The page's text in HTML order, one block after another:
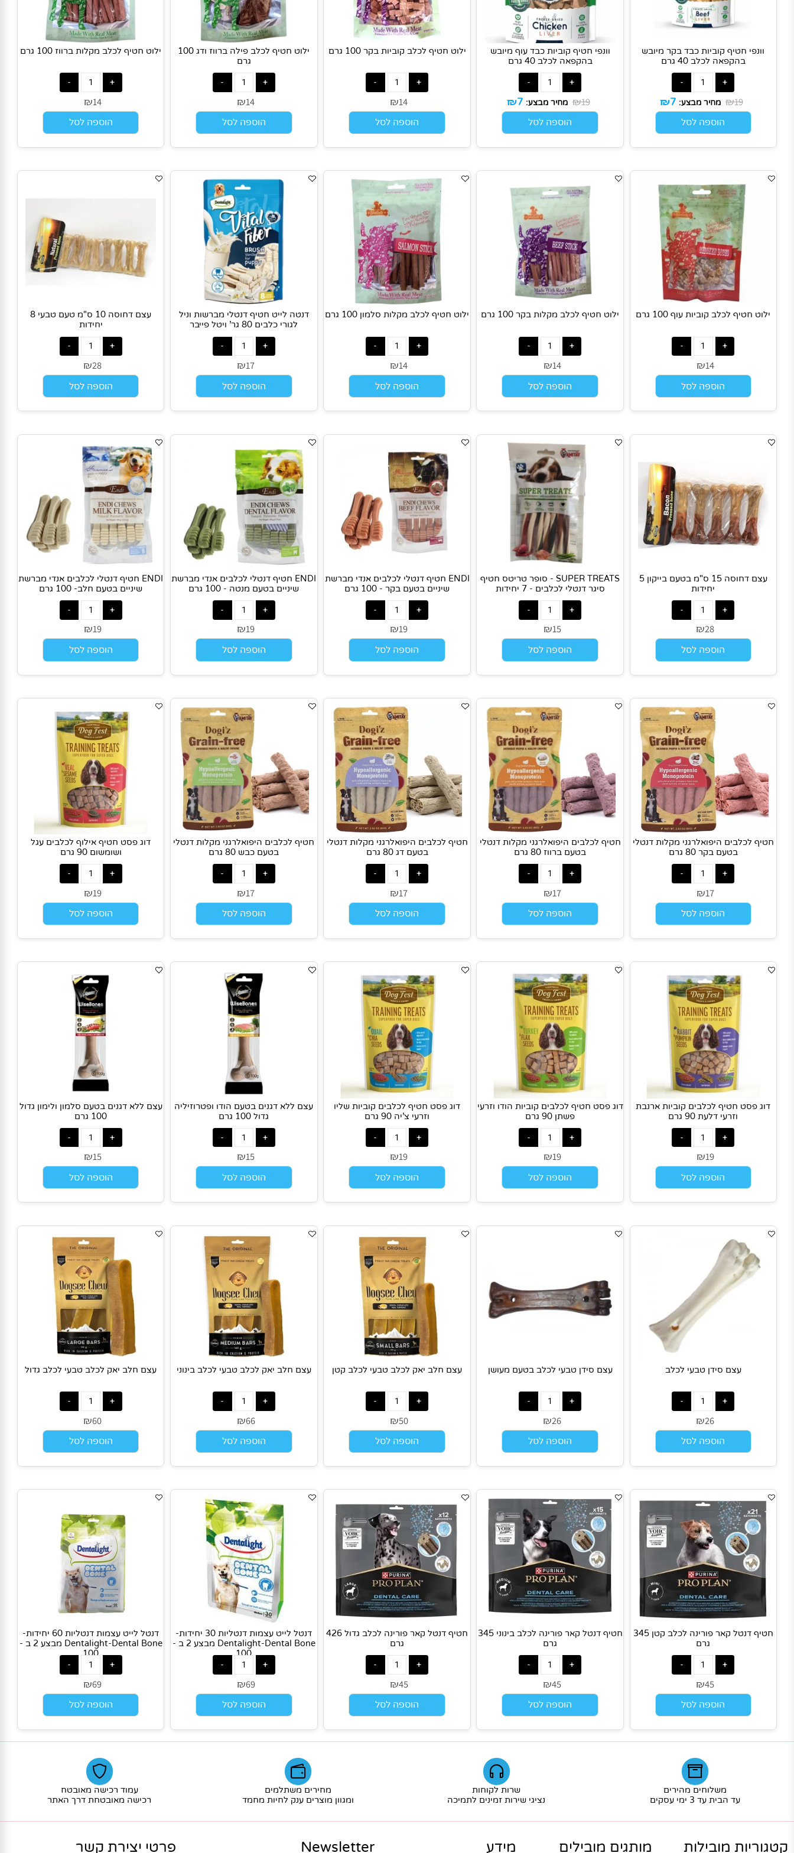
חטיף קוביות כבד בקר מיובש
בהקפאה לכלב 40 גרם
מחיר מבצע: ₪7
וונפי חטיף קוביות כבד עוף מיובש
בהקפאה לכלב 40 גרם
₪ מחיר מבצע: ₪7
₪14
גרם
₪14
₪14
חטיף לכלב קוביות עוף 100 גרם
הוספה לסל
ילוט חטיף לכלב מקלות בקר 100 גרם
₪
הוספה לסל
ילוט חטיף לכלב מקלות סלמון 100 גרם
₪14
הוספה לסל
דנטה לייט חטיף דנטלי מברשות וניל
לגורי כלבים 80 גר' ויטל פייבר
₪17
הוספה לסל
יחידות
₪28
הוספה לסל
₪28
SUPER TREATS - סופר טריטס חטיף
סיגר דנטלי לכלבים - 7 יחידות
₪15
ENDI חטיף דנטלי לכלבים אנדי מברשת
שיניים בטעם בקר - 100 גרם
₪19
ENDI חטיף דנטלי לכלבים אנדי מברשת
שיניים בטעם מנטה - 100 גרם
₪19
ENDI חטיף דנטלי לכלבים אנדי מברשת
שיניים בטעם חלב- 100 גרם
₪19
לכלבים היפואלרגני מקלות דנטלי
₪17
הוספה לסל
חטיף לכלבים היפואלרגני מקלות דנטלי
₪17
הוספה לסל
חטיף לכלבים היפואלרגני מקלות דנטלי
₪17
הוספה לסל
חטיף לכלבים היפואלרגני מקלות דנטלי
בטעם כבש 80 גרם
₪17
הוספה לסל
דוג פסט חטיף אילוף לכלבים עגל
ושומשום 90 גרם
₪19
הוספה לסל
פסט חטיף לכלבים קוביות ארנבת
הוספה לסל
דוג פסט חטיף לכלבים קוביות הודו וזרעי
דוג פסט חטיף לכלבים קוביות שליו
וזרעי צ’יה 90 גרם
הוספה לסל
עצם ללא דגנים בטעם הודו ופטרוזיליה
גדול 100 גרם
הוספה לסל
עצם ללא דגנים בטעם סלמון ולימון גדול
100 גרם
הוספה לסל
עצם סידן טבעי לכלב
₪26
הוספה לסל
עצם סידן טבעי לכלב בטעם מעושן
₪26
הוספה לסל
עצם חלב יאק לכלב טבעי לכלב קטן
₪50
הוספה לסל
עצם חלב יאק לכלב טבעי לכלב בינוני
₪66
הוספה לסל
עצם חלב יאק לכלב טבעי לכלב גדול
₪60
הוספה לסל
הוספה לסל
חטיף דנטל קאר פורינה לכלב בינוני 345
חטיף דנטל קאר פורינה לכלב גדול 426
דנטל לייט עצמות דנטליות 30 יחידות-
100
הוספה לסל
דנטל לייט עצמות דנטליות 60 יחידות-
100
₪69
הוספה לסל